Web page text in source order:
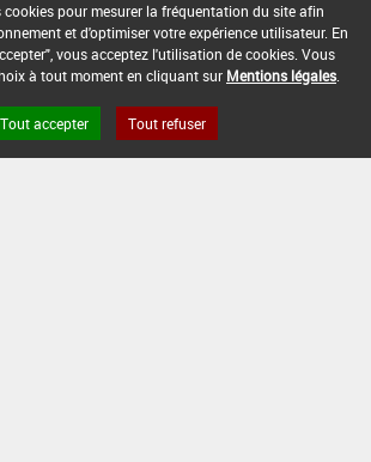
Seigle*Désherbage
D'APPLICATION
1 90 Jour (s)
pour mesurer la fréquentation du site afin
et d'optimiser votre expérience utilisateur. En
vous acceptez l'utilisation de cookies. Vous
à tout moment en cliquant sur Mentions légales
Tout accepter Tout refuser